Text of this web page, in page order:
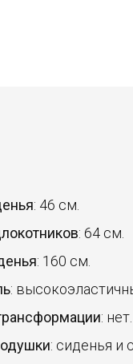
: 46 см.
: 64 см.
: 160 см.
:
: нет.
: сиденья и